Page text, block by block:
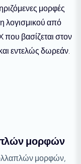
μορφές
λογισμικού από
βασίζεται στον
εντελώς δωρεάν.
μορφών
μορφών,